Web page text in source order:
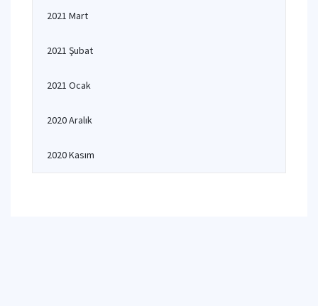
2021 Mart
2021 Şubat
2021 Ocak
2020 Aralık
2020 Kasım